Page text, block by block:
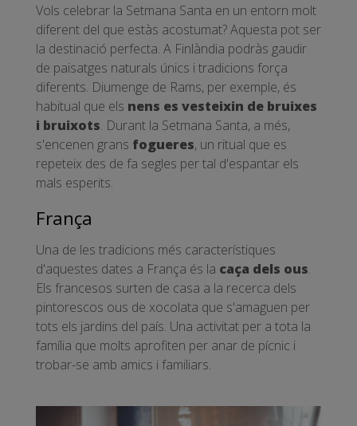
Vols celebrar la Setmana Santa en un entorn molt
diferent del que estàs acostumat? Aquesta pot ser
la destinació perfecta. A Finlàndia podràs gaudir
de paisatges naturals únics i tradicions força
diferents. Diumenge de Rams, per exemple, és
habitual que els nens es vesteixin de bruixes
i bruixots. Durant la Setmana Santa, a més,
s'encenen grans fogueres, un ritual que es
repeteix des de fa segles per tal d'espantar els
mals esperits.
França
Una de les tradicions més característiques
d'aquestes dates a França és la caça dels ous.
Els francesos surten de casa a la recerca dels
pintorescos ous de xocolata que s'amaguen per
tots els jardins del país. Una activitat per a tota la
família que molts aprofiten per anar de pícnic i
trobar-se amb amics i familiars.